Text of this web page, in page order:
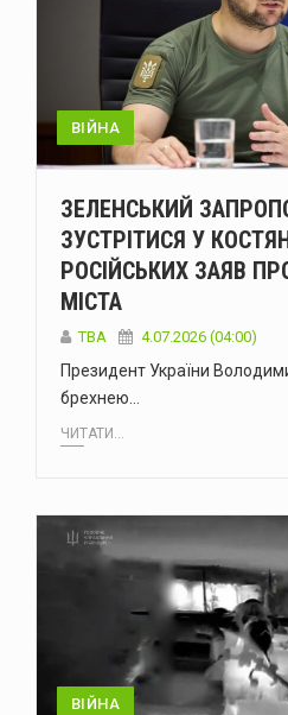
ВІЙНА
ЗЕЛЕНСЬКИЙ
ЗУСТРІТИСЯ У
РОСІЙСЬКИХ ЗАЯВ
МІСТА
ТВА 4.07.2026 (04:00)
Президент України
брехнею…
ЧИТАТИ...
ВІЙНА